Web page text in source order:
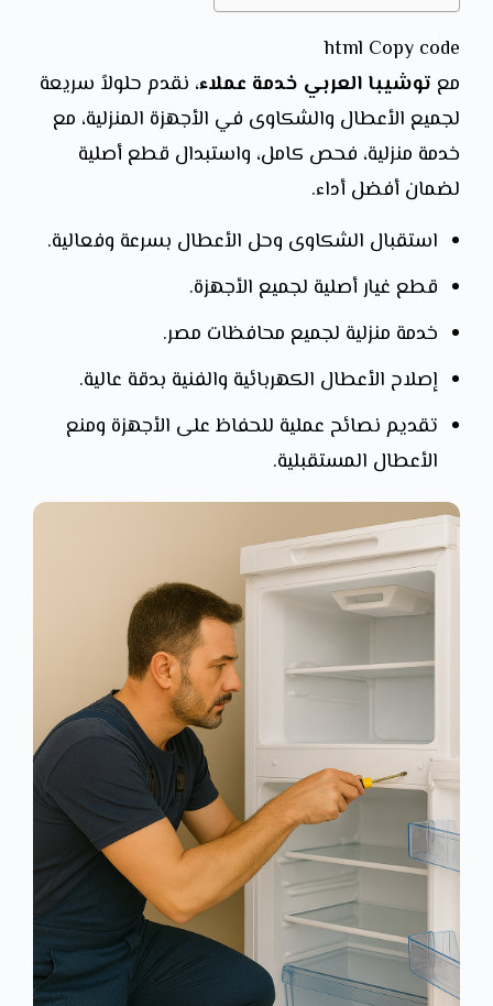
html Copy code
مع توشيبا العربي خدمة عملاء، نقدم حلولاً سريعة
لجميع الأعطال والشكاوى في الأجهزة المنزلية، مع
خدمة منزلية، فحص كامل، واستبدال قطع أصلية
لضمان أفضل أداء.
استقبال الشكاوى وحل الأعطال بسرعة وفعالية.
قطع غيار أصلية لجميع الأجهزة.
خدمة منزلية لجميع محافظات مصر.
إصلاح الأعطال الكهربائية والفنية بدقة عالية.
تقديم نصائح عملية للحفاظ على الأجهزة ومنع
الأعطال المستقبلية.